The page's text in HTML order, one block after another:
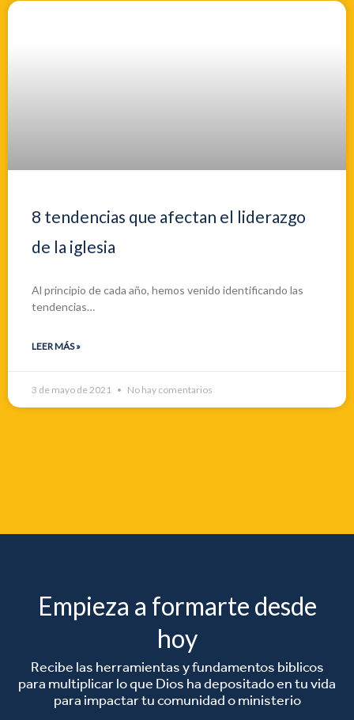
8 tendencias que afectan el liderazgo
de la iglesia
Al principio de cada año, hemos venido identificando las
tendencias…
LEER MÁS »
3 de mayo de 2021 No hay comentarios
Empieza a formarte desde
hoy
Recibe las herramientas y fundamentos biblicos
para multiplicar lo que Dios ha depositado en tu vida
para impactar tu comunidad o ministerio